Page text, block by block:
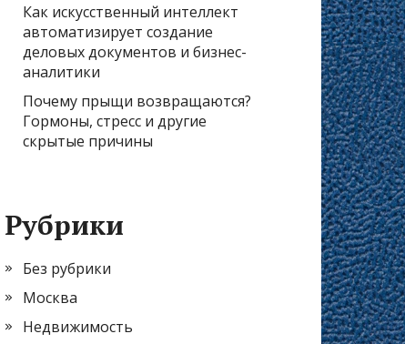
Как искусственный интеллект
автоматизирует создание
деловых документов и бизнес-
аналитики
Почему прыщи возвращаются?
Гормоны, стресс и другие
скрытые причины
Рубрики
Без рубрики
Москва
Недвижимость